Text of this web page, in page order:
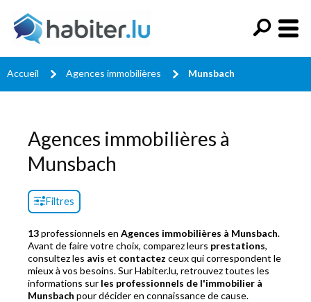
Accueil Agences immobilières Munsbach
Agences immobilières à
Munsbach
Filtres
13professionnels en Agences immobilières à Munsbach.
Avant de faire votre choix, comparez leurs prestations,
consultez les avis et contactez ceux qui correspondent le
mieux à vos besoins. Sur Habiter.lu, retrouvez toutes les
informations sur les professionnels de l'immobilier à
Munsbach pour décider en connaissance de cause.